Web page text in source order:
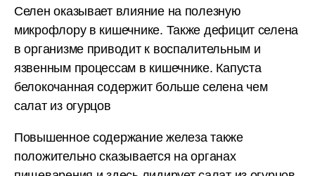
Селен оказывает влияние на полезную
микрофлору в кишечнике. Также дефицит селена
в организме приводит к воспалительным и
язвенным процессам в кишечнике. Капуста
белокочанная содержит больше селена чем
салат из огурцов
Повышенное содержание железа также
положительно сказывается на органах